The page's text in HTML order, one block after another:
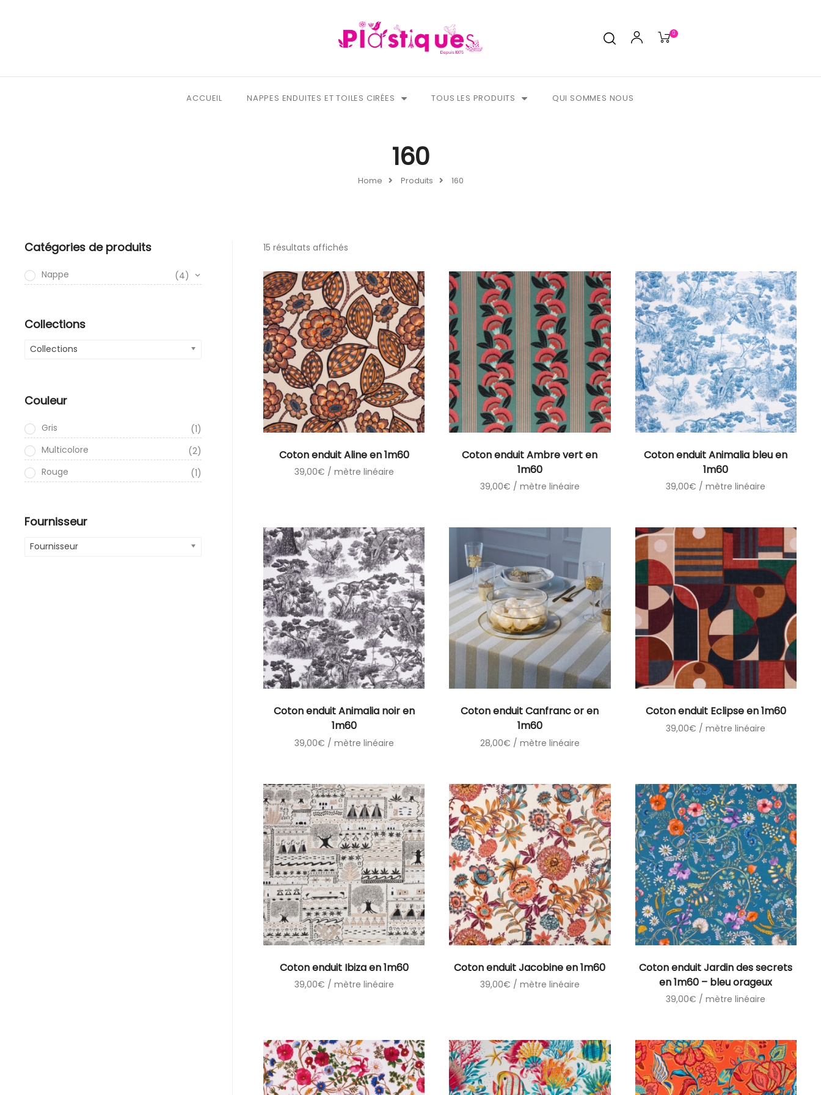
0
ACCUEIL NAPPES ENDUITES ET TOILES CIRÉES TOUS LES PRODUITS QUI SOMMES NOUS
Home Produits 160
160
15 résultats affichés
Coton enduit Aline en 1m60
39,00€ / mètre linéaire
Coton enduit Ambre vert en
1m60
39,00€ / mètre linéaire
Coton enduit Animalia bleu en
1m60
39,00€ / mètre linéaire
Coton enduit Animalia noir en
1m60
39,00€ / mètre linéaire
Coton enduit Canfranc or en
1m60
28,00€ / mètre linéaire
Coton enduit Eclipse en 1m60
39,00€ / mètre linéaire
Coton enduit Ibiza en 1m60
39,00€ / mètre linéaire
Coton enduit Jacobine en 1m60
39,00€ / mètre linéaire
Coton enduit Jardin des secrets
en 1m60 – bleu orageux
39,00€ / mètre linéaire
Catégories de produits
Nappe (4)
Collections
Collections
Couleur
Gris
(1)
Multicolore
(2)
Rouge
(1)
Fournisseur
Fournisseur